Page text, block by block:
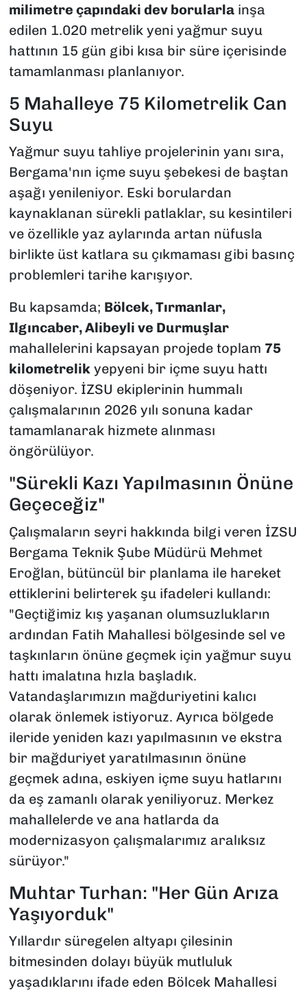
milimetre çapındaki dev borularlainşa
edilen 1.020 metrelik yeni yağmur suyu
hattının 15 gün gibi kısa bir süre içerisinde
tamamlanması planlanıyor.
5 Mahalleye 75 Kilometrelik Can
Suyu
Yağmur suyu tahliye projelerinin yanı sıra,
Bergama'nın içme suyu şebekesi de baştan
aşağı yenileniyor. Eski borulardan
kaynaklanan sürekli patlaklar, su kesintileri
ve özellikle yaz aylarında artan nüfusla
birlikte üst katlara su çıkmaması gibi basınç
problemleri tarihe karışıyor.
Bu kapsamda; Bölcek, Tırmanlar,
Ilgıncaber, Alibeyli ve Durmuşlar
mahallelerini kapsayan projede toplam 75
kilometrelikyepyeni bir içme suyu hattı
döşeniyor. İZSU ekiplerinin hummalı
çalışmalarının 2026 yılı sonuna kadar
tamamlanarak hizmete alınması
öngörülüyor.
"Sürekli Kazı Yapılmasının Önüne
Geçeceğiz"
Çalışmaların seyri hakkında bilgi veren İZSU
Bergama Teknik Şube Müdürü Mehmet
Eroğlan, bütüncül bir planlama ile hareket
ettiklerini belirterek şu ifadeleri kullandı:
"Geçtiğimiz kış yaşanan olumsuzlukların
ardından Fatih Mahallesi bölgesinde sel ve
taşkınların önüne geçmek için yağmur suyu
hattı imalatına hızla başladık.
Vatandaşlarımızın mağduriyetini kalıcı
olarak önlemek istiyoruz. Ayrıca bölgede
ileride yeniden kazı yapılmasının ve ekstra
bir mağduriyet yaratılmasının önüne
geçmek adına, eskiyen içme suyu hatlarını
da eş zamanlı olarak yeniliyoruz. Merkez
mahallelerde ve ana hatlarda da
modernizasyon çalışmalarımız aralıksız
sürüyor."
Muhtar Turhan: "Her Gün Arıza
Yaşıyorduk"
Yıllardır süregelen altyapı çilesinin
bitmesinden dolayı büyük mutluluk
yaşadıklarını ifade eden Bölcek Mahallesi